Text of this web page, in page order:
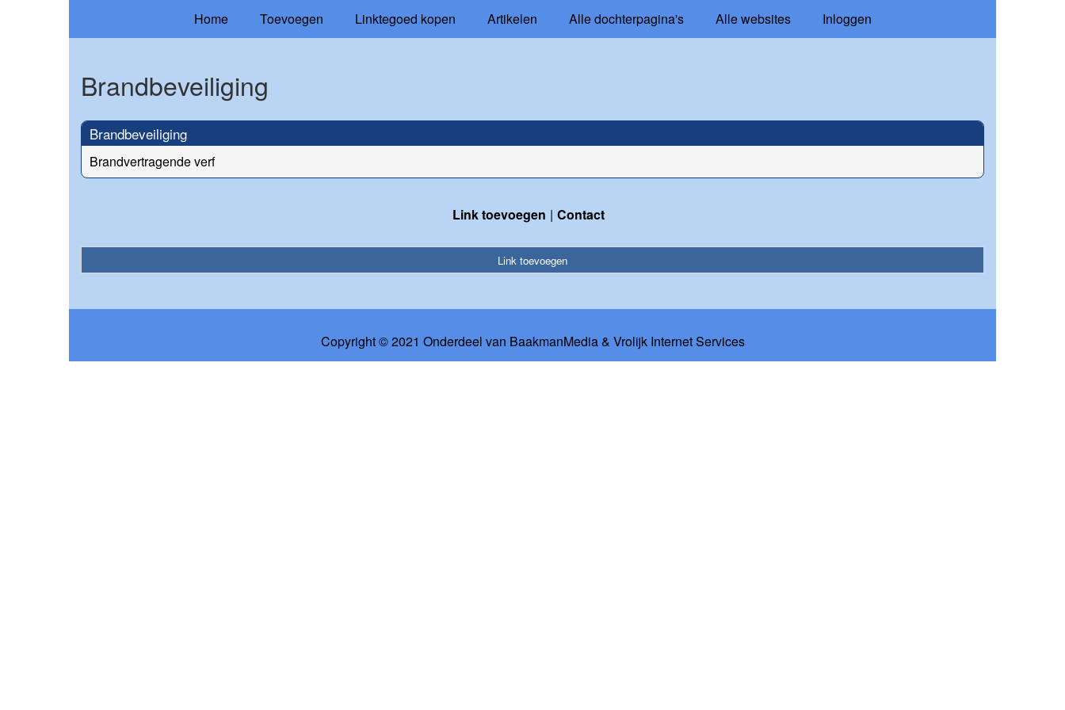
Home Toevoegen Linktegoed kopen Artikelen Alle dochterpagina's Alle websites Inloggen
Brandbeveiliging
Brandbeveiliging
Brandvertragende verf
Link toevoegen Contact
Link toevoegen
Copyright © 2021 Onderdeel van BaakmanMedia& Vrolijk Internet Services